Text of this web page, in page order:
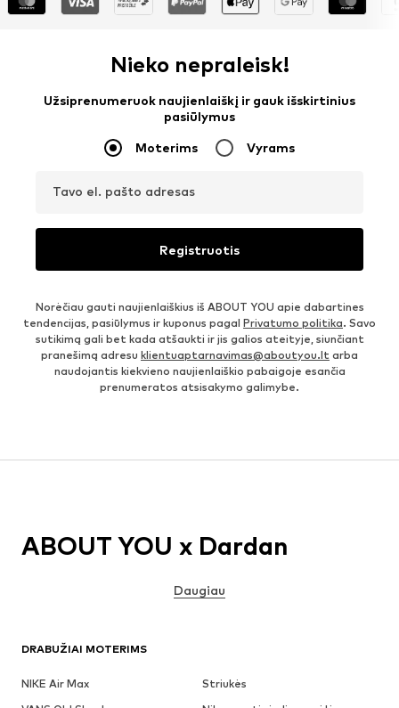
Nieko nepraleisk!
Užsiprenumeruok naujienlaiškį ir gauk išskirtinius
pasiūlymus
Moterims Vyrams
Tavo el. pašto adresas
Registruotis
Norėčiau gauti naujienlaiškius iš ABOUT YOU apie dabartines
tendencijas, pasiūlymus ir kuponus pagal Privatumo politika. Savo
sutikimą gali bet kada atšaukti ir jis galios ateityje, siunčiant
pranešimą adresu klientuaptarnavimas@aboutyou.lt arba
naudojantis kiekvieno naujienlaiškio pabaigoje esančia
prenumeratos atsisakymo galimybe.
DRABUŽIAI MOTERIMS
NIKE Air Max
Striukės
ABOUT YOU x Dardan
Daugiau